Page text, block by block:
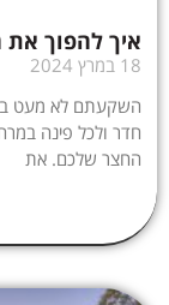
איך להפוך את
18 במרץ 2024
השקעתם לא מעט
חדר ולכל פינה
החצר שלכם. את